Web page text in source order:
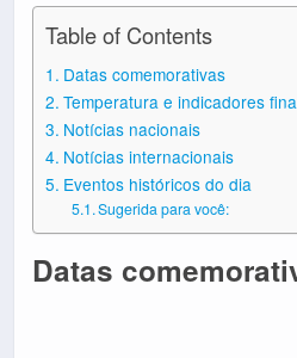
Table of Contents
Datas comemorativas
Temperatura e indicadores
Notícias nacionais
Notícias internacionais
Eventos históricos do dia
Sugerida para você:
Datas